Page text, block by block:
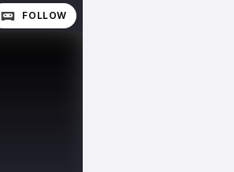
FOLLOW